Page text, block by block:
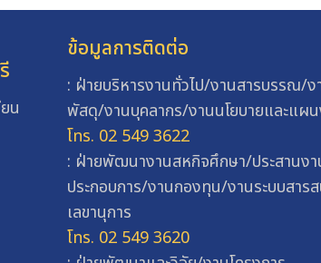
น
ข้อมูลการติดต่อ
: ฝ่ายบริหารงานทั่วไป/งานสารบรรณ/ง
พัสดุ/งานบุคลากร/งานนโยบายและแผ
โทร. 02 549 3622
: ฝ่ายพัฒนางานสหกิจศึกษา/ประสานงา
ประกอบการ/งานกองทุน/งานระบบสาร
เลขานุการ
โทร. 02 549 3620